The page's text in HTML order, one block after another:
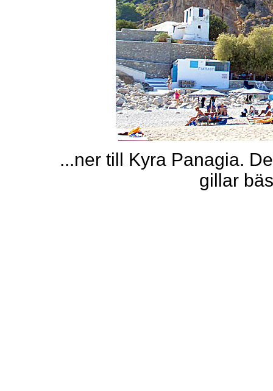
...ner till Kyra Panagia.
gillar